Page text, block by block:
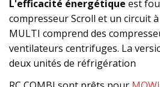
L'efficacité énergétique est
compresseur Scroll et un circuit
MULTI comprend des
ventilateurs centrifuges. La
deux unités de réfrigération